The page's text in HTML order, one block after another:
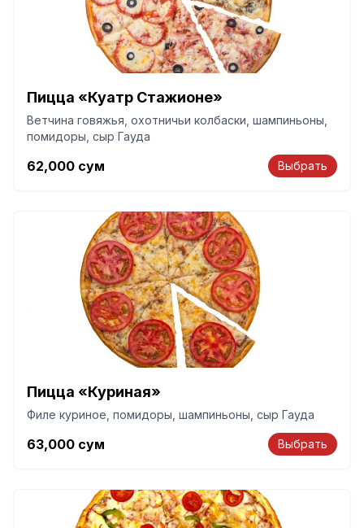
Пицца «Куатр Стажионе»
Ветчина говяжья, охотничьи колбаски, шампиньоны,
помидоры, сыр Гауда
62,000 сум Выбрать
Пицца «Куриная»
Филе куриное, помидоры, шампиньоны, сыр Гауда
63,000 сум Выбрать